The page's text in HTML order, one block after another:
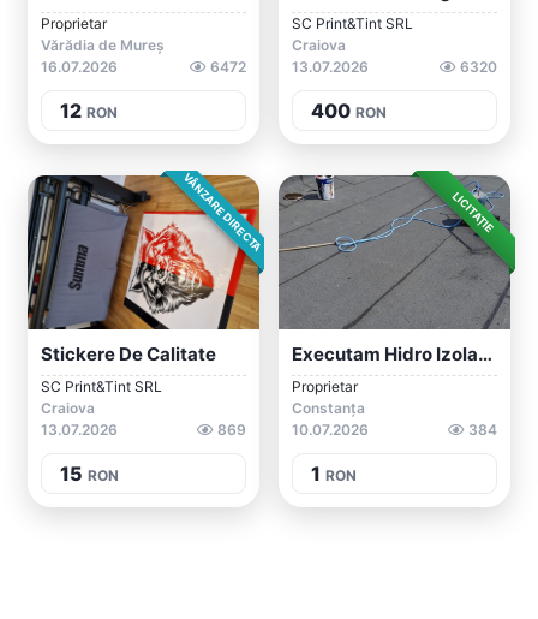
Proprietar
Vărădia de Mureș
16.07.2026
6472
12 RON
SC Print&Tint SRL
Craiova
13.07.2026
6320
400 RON
VÂNZARE DIRECTA
Stickere De Calitate
SC Print&Tint SRL
Craiova
13.07.2026
869
15 RON
LICITAȚIE
Executam Hidro Izolația
Proprietar
Constanța
10.07.2026
384
1 RON